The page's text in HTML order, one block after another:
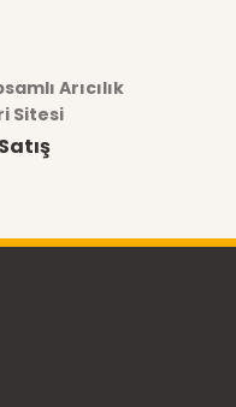
Arıcılık
Sitesi